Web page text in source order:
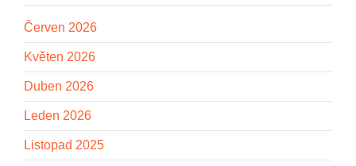
Červen 2026
Květen 2026
Duben 2026
Leden 2026
Listopad 2025